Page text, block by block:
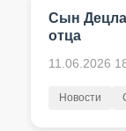
Сын
отца
11.06.2026
Новости